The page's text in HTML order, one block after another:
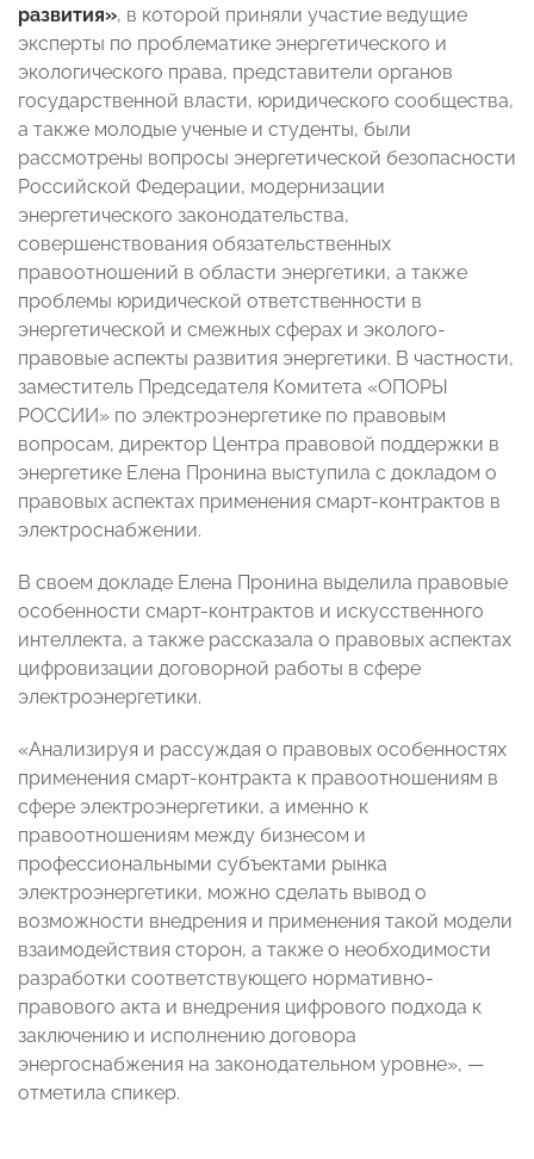
развития», в которой приняли участие ведущие
эксперты по проблематике энергетического и
экологического права, представители органов
государственной власти, юридического сообщества,
а также молодые ученые и студенты, были
рассмотрены вопросы энергетической безопасности
Российской Федерации, модернизации
энергетического законодательства,
совершенствования обязательственных
правоотношений в области энергетики, а также
проблемы юридической ответственности в
энергетической и смежных сферах и эколого-
правовые аспекты развития энергетики. В частности,
заместитель Председателя Комитета «ОПОРЫ
РОССИИ» по электроэнергетике по правовым
вопросам, директор Центра правовой поддержки в
энергетике Елена Пронина выступила с докладом о
правовых аспектах применения смарт-контрактов в
электроснабжении.
В своем докладе Елена Пронина выделила правовые
особенности смарт-контрактов и искусственного
интеллекта, а также рассказала о правовых аспектах
цифровизации договорной работы в сфере
электроэнергетики.
«Анализируя и рассуждая о правовых особенностях
применения смарт-контракта к правоотношениям в
сфере электроэнергетики, а именно к
правоотношениям между бизнесом и
профессиональными субъектами рынка
электроэнергетики, можно сделать вывод о
возможности внедрения и применения такой модели
взаимодействия сторон, а также о необходимости
разработки соответствующего нормативно-
правового акта и внедрения цифрового подхода к
заключению и исполнению договора
энергоснабжения на законодательном уровне», —
отметила спикер.